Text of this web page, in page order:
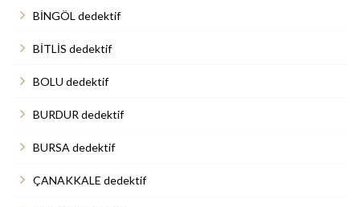
BİNGÖL dedektif
BİTLİS dedektif
BOLU dedektif
BURDUR dedektif
BURSA dedektif
ÇANAKKALE dedektif